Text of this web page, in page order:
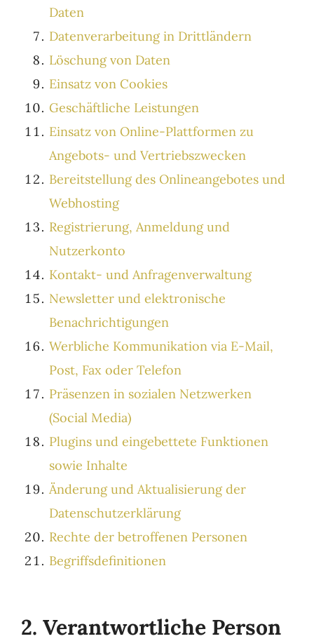
Daten
Datenverarbeitung in Drittländern
Löschung von Daten
Einsatz von Cookies
Geschäftliche Leistungen
Einsatz von Online-Plattformen zu
Angebots- und Vertriebszwecken
Bereitstellung des Onlineangebotes und
Webhosting
Registrierung, Anmeldung und
Nutzerkonto
Kontakt- und Anfragenverwaltung
Newsletter und elektronische
Benachrichtigungen
Werbliche Kommunikation via E-Mail,
Post, Fax oder Telefon
Präsenzen in sozialen Netzwerken
(Social Media)
Plugins und eingebettete Funktionen
sowie Inhalte
Änderung und Aktualisierung der
Datenschutzerklärung
Rechte der betroffenen Personen
Begriffsdefinitionen
2. Verantwortliche Person